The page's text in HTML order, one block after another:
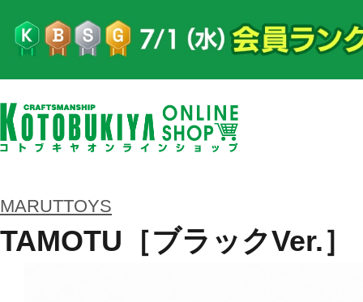
MARUTTOYS
TAMOTU［ブラックVer.］